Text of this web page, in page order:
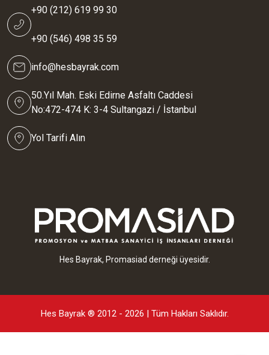
+90 (212) 619 99 30
+90 (546) 498 35 59
info@hesbayrak.com
50.Yıl Mah. Eski Edirne Asfaltı Caddesi
No:472-474 K: 3-4 Sultangazi / İstanbul
Yol Tarifi Alın
Hes Bayrak, Promasiad derneği üyesidir.
Hes Bayrak ® 2012 - 2026 | Tüm Hakları Saklıdır.